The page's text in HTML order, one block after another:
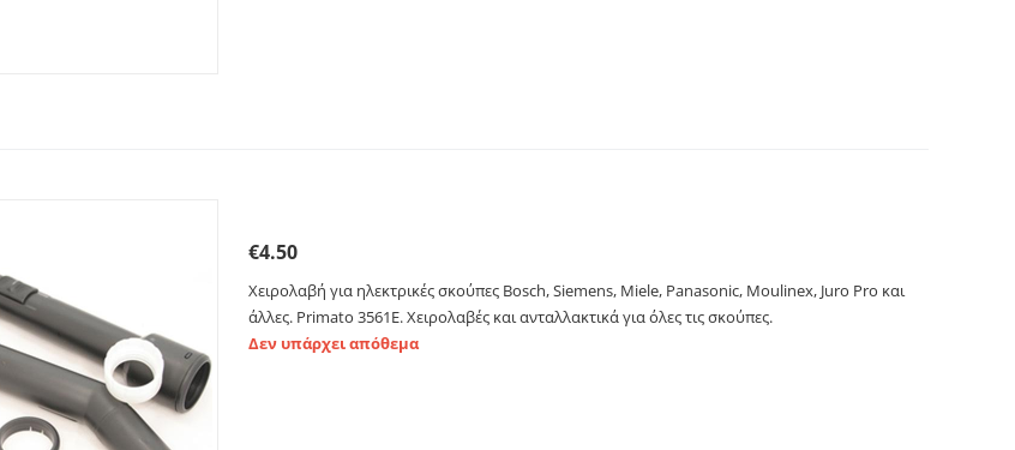
€4.50
Χειρολαβή για ηλεκτρικές σκούπες Bosch, Siemens, Miele, Panasonic, Moulinex, Juro Pro και
άλλες. Primato 3561E. Χειρολαβές και ανταλλακτικά για όλες τις σκούπες.
Δεν υπάρχει απόθεμα